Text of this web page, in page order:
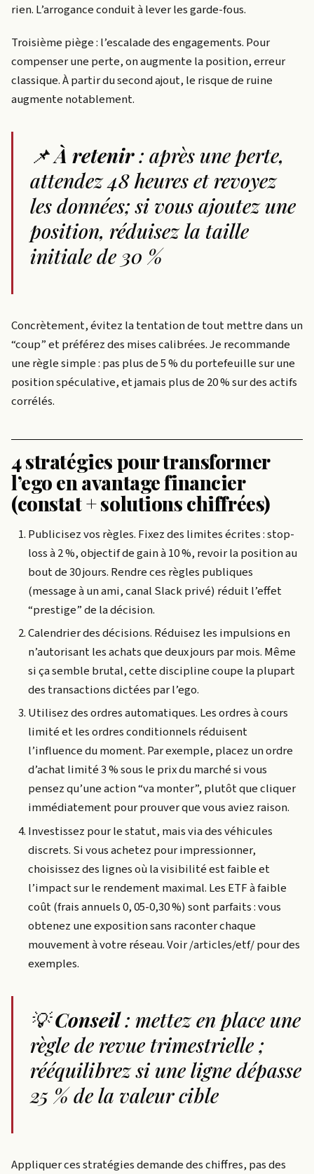
rien. L’arrogance conduit à lever les garde-fous.
Troisième piège : l’escalade des engagements. Pour
compenser une perte, on augmente la position, erreur
classique. À partir du second ajout, le risque de ruine
augmente notablement.
📌À retenir: après une perte,
attendez 48 heures et revoyez
les données; si vous ajoutez une
position, réduisez la taille
initiale de 30 %
Concrètement, évitez la tentation de tout mettre dans un
“coup” et préférez des mises calibrées. Je recommande
une règle simple : pas plus de 5 % du portefeuille sur une
position spéculative, et jamais plus de 20 % sur des actifs
corrélés.
4 stratégies pour transformer
l’ego en avantage financier
(constat + solutions chiffrées)
Publicisez vos règles. Fixez des limites écrites : stop-
loss à 2 %, objectif de gain à 10 %, revoir la position au
bout de 30 jours. Rendre ces règles publiques
(message à un ami, canal Slack privé) réduit l’effet
“prestige” de la décision.
Calendrier des décisions. Réduisez les impulsions en
n’autorisant les achats que deux jours par mois. Même
si ça semble brutal, cette discipline coupe la plupart
des transactions dictées par l’ego.
Utilisez des ordres automatiques. Les ordres à cours
limité et les ordres conditionnels réduisent
l’influence du moment. Par exemple, placez un ordre
d’achat limité 3 % sous le prix du marché si vous
pensez qu’une action “va monter”, plutôt que cliquer
immédiatement pour prouver que vous aviez raison.
Investissez pour le statut, mais via des véhicules
discrets. Si vous achetez pour impressionner,
choisissez des lignes où la visibilité est faible et
l’impact sur le rendement maximal. Les ETF à faible
coût (frais annuels 0, 05-0,30 %) sont parfaits : vous
obtenez une exposition sans raconter chaque
mouvement à votre réseau. Voir /articles/etf/ pour des
exemples.
💡Conseil: mettez en place une
règle de revue trimestrielle ;
rééquilibrez si une ligne dépasse
25 % de la valeur cible
Appliquer ces stratégies demande des chiffres, pas des